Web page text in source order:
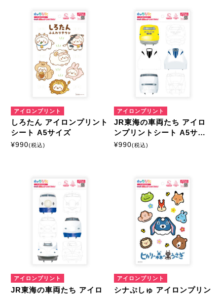
アイロンプリント
しろたん アイロンプリント
シート A5サイズ
¥990(税込)
アイロンプリント
JR東海の車両たち アイロ
ンプリントシート A5サイ
ズ
¥990(税込)
アイロンプリント
JR東海の車両たち アイロ
アイロンプリント
シナぷしゅ アイロンプリン